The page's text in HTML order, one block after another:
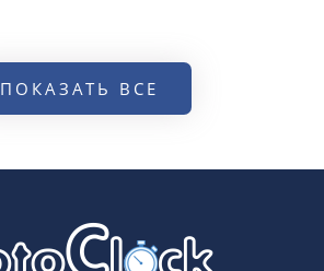
ПОКАЗАТЬ ВСЕ